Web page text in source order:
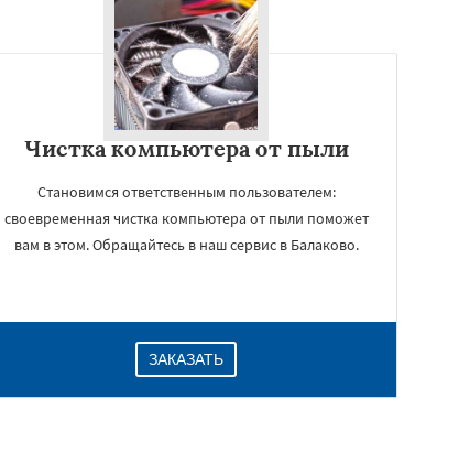
Чистка компьютера от пыли
Становимся ответственным пользователем:
своевременная чистка компьютера от пыли поможет
вам в этом. Обращайтесь в наш сервис в Балаково.
ЗАКАЗАТЬ